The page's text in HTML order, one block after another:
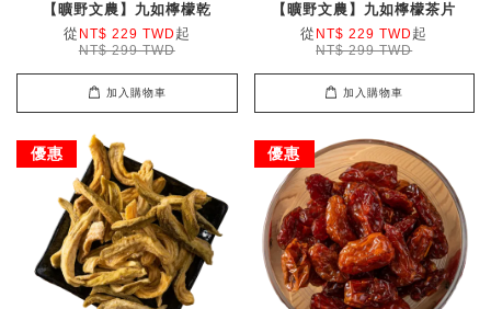
【曠野文農】九如檸檬乾
從 NT$ 229 TWD 起
NT$ 299 TWD
加入購物車
【曠野文農】九如檸檬茶片
從 NT$ 229 TWD 起
NT$ 299 TWD
加入購物車
優惠 優惠